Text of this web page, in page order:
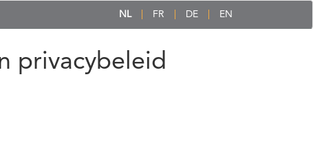
NL FR DE EN
privacybeleid